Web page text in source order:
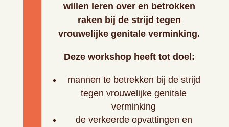
willen leren over en betrokken
raken bij de strijd tegen
vrouwelijke genitale verminking.
Deze workshop heeft tot doel:
mannen te betrekken bij de strijd
tegen vrouwelijke genitale
verminking
de verkeerde opvattingen en